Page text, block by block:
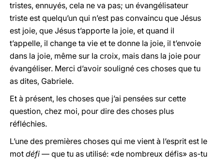
tristes, ennuyés, cela ne va pas; un évangélisateur
triste est quelqu’un qui n’est pas convaincu que Jésus
est joie, que Jésus t’apporte la joie, et quand il
t’appelle, il change ta vie et te donne la joie, il t’envoie
dans la joie, même sur la croix, mais dans la joie pour
évangéliser. Merci d’avoir souligné ces choses que tu
as dites, Gabriele.
Et à présent, les choses que j’ai pensées sur cette
question, chez moi, pour dire des choses plus
réfléchies.
L’une des premières choses qui me vient à l’esprit est le
mot défi — que tu as utilisé: «de nombreux défis» as-tu